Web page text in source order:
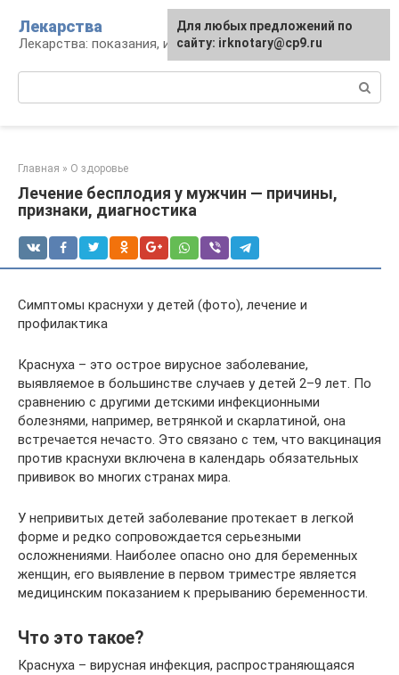
контенту
Лекарства
Лекарства: показания, инструкция, аналоги
Главная » О здоровье
Лечение бесплодия у мужчин — причины,
признаки, диагностика
Симптомы краснухи у детей (фото), лечение и
профилактика
Краснуха – это острое вирусное заболевание,
выявляемое в большинстве случаев у детей 2–9 лет. По
сравнению с другими детскими инфекционными
болезнями, например, ветрянкой и скарлатиной, она
встречается нечасто. Это связано с тем, что вакцинация
против краснухи включена в календарь обязательных
прививок во многих странах мира.
У непривитых детей заболевание протекает в легкой
форме и редко сопровождается серьезными
осложнениями. Наиболее опасно оно для беременных
женщин, его выявление в первом триместре является
медицинским показанием к прерыванию беременности.
Что это такое?
Краснуха – вирусная инфекция, распространяющаяся
Для любых предложений по
сайту: irknotary@cp9.ru